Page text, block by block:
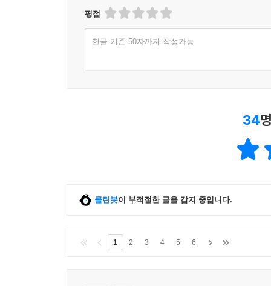
평점
한글 기준 50자까지 작성가능
34
클린봇이 부적절한 글을 감지 중입니다.
1 2 3 4 5 6